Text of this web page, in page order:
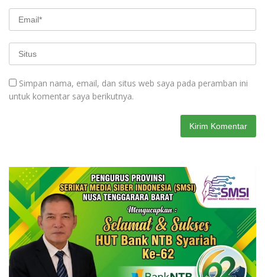
Simpan nama, email, dan situs web saya pada peramban ini
untuk komentar saya berikutnya.